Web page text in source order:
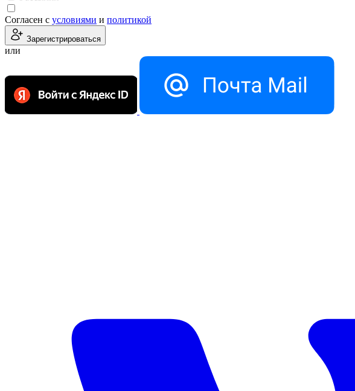
Согласен с условиями и политикой
Зарегистрироваться
или